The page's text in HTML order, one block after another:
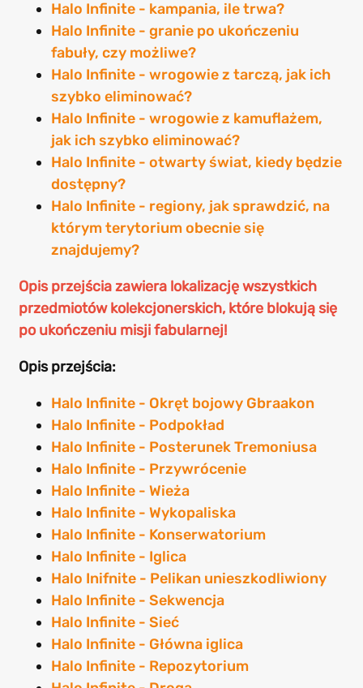
Halo Infinite - kampania, ile trwa?
Halo Infinite - granie po ukończeniu
fabuły, czy możliwe?
Halo Infinite - wrogowie z tarczą, jak ich
szybko eliminować?
Halo Infinite - wrogowie z kamuflażem,
jak ich szybko eliminować?
Halo Infinite - otwarty świat, kiedy będzie
dostępny?
Halo Infinite - regiony, jak sprawdzić, na
którym terytorium obecnie się
znajdujemy?
Opis przejścia zawiera lokalizację wszystkich
przedmiotów kolekcjonerskich, które blokują się
po ukończeniu misji fabularnej!
Opis przejścia:
Halo Infinite - Okręt bojowy Gbraakon
Halo Infinite - Podpokład
Halo Infinite - Posterunek Tremoniusa
Halo Infinite - Przywrócenie
Halo Infinite - Wieża
Halo Infinite - Wykopaliska
Halo Infinite - Konserwatorium
Halo Infinite - Iglica
Halo Inifnite - Pelikan unieszkodliwiony
Halo Infinite - Sekwencja
Halo Infinite - Sieć
Halo Infinite - Główna iglica
Halo Infinite - Repozytorium